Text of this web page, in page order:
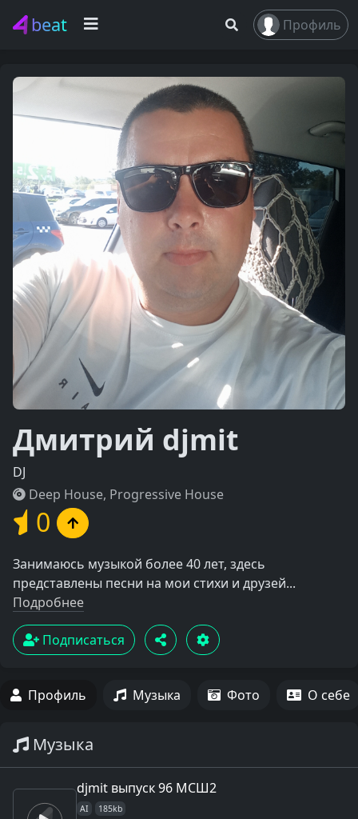
beat Профиль
Дмитрий djmit
DJ
Deep House, Progressive House
0
Занимаюсь музыкой более 40 лет, здесь
представлены песни на мои стихи и друзей...
Подробнее
Подписаться
Профиль Музыка Фото О себе
Музыка
djmit выпуск 96 МСШ2
AI 185kb